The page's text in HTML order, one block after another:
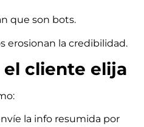
que son bots.
erosionan la credibilidad.
cliente elija
la info resumida por